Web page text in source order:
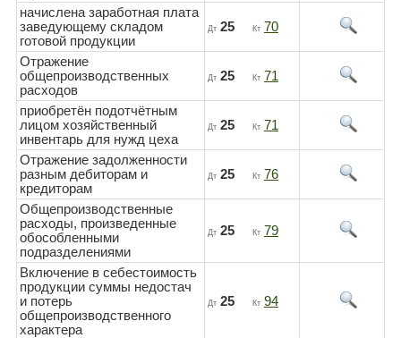
начислена заработная плата
заведующему складом
готовой продукции
Дт 25 Кт 70
Отражение
общепроизводственных
расходов
Дт 25 Кт 71
приобретён подотчётным
лицом хозяйственный
инвентарь для нужд цеха
Дт 25 Кт 71
Отражение задолженности
разным дебиторам и
кредиторам
Дт 25 Кт 76
Общепроизводственные
расходы, произведенные
обособленными
подразделениями
Дт 25 Кт 79
Включение в себестоимость
продукции суммы недостач
и потерь
общепроизводственного
характера
Дт 25 Кт 94